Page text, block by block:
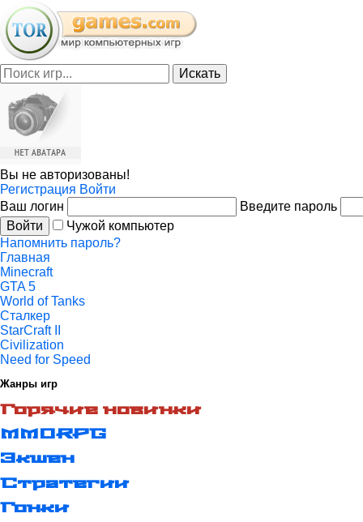
Искать
Вы не авторизованы!
Регистрация Войти
Ваш логин
Введите пароль
Войти
Чужой компьютер
Напомнить пароль?
Главная
Minecraft
GTA 5
World of Tanks
Сталкер
StarCraft II
Civilization
Need for Speed
Жанры игр
Горячие новинки
MMORPG
Экшен
Стратегии
Гонки